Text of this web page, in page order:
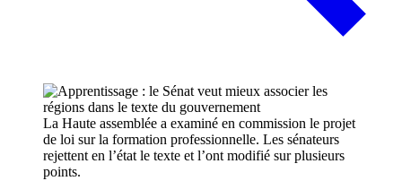
La Haute assemblée a examiné en commission le projet
de loi sur la formation professionnelle. Les sénateurs
rejettent en l’état le texte et l’ont modifié sur plusieurs
points.